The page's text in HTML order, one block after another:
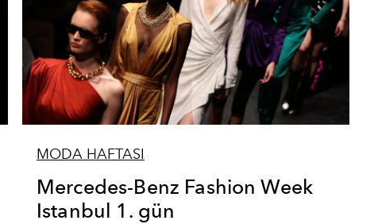
MODA HAFTASI
Mercedes-Benz Fashion Week
Istanbul 1. gün